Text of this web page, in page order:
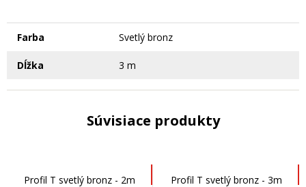
Farba Svetlý bronz
Dĺžka 3 m
Súvisiace produkty
Profil T svetlý bronz - 2m Profil T svetlý bronz - 3m